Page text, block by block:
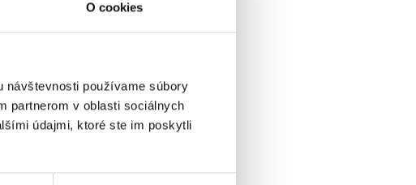
O cookies
návštevnosti používame súbory
partnerom v oblasti sociálnych
údajmi, ktoré ste im poskytli